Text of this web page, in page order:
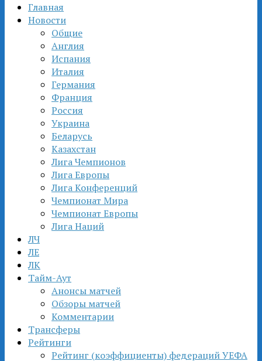
Главная
Новости
Общие
Англия
Испания
Италия
Германия
Франция
Россия
Украина
Беларусь
Казахстан
Лига Чемпионов
Лига Европы
Лига Конференций
Чемпионат Мира
Чемпионат Европы
Лига Наций
ЛЧ
ЛЕ
ЛК
Тайм-Аут
Анонсы матчей
Обзоры матчей
Комментарии
Трансферы
Рейтинги
Рейтинг (коэффициенты) федераций УЕФА